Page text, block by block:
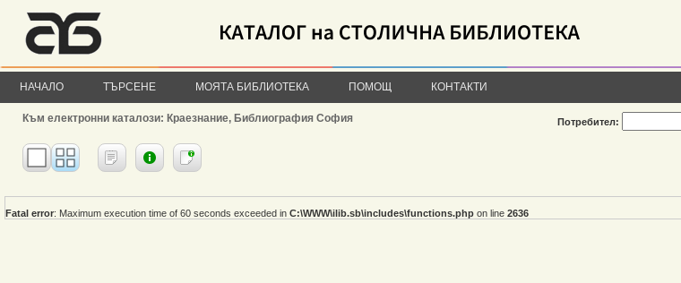
НАЧАЛО ТЪРСЕНЕ МОЯТА БИБЛИОТЕКА ПОМОЩ КОНТАКТИ
Към електронни каталози: Краезнание, Библиография София Потребител:
Fatal error: Maximum execution time of 60 seconds exceeded in C:\WWW\ilib.sb\includes\functions.php on line 2636